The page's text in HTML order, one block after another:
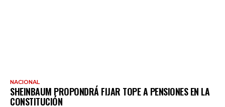
NACIONAL
SHEINBAUM PROPONDRÁ FIJAR TOPE A PENSIONES EN LA
CONSTITUCIÓN